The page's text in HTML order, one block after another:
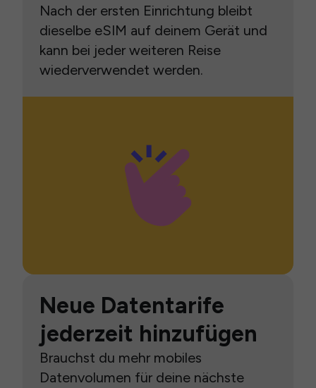
Nach der ersten Einrichtung bleibt
dieselbe eSIM auf deinem Gerät und
kann bei jeder weiteren Reise
wiederverwendet werden.
Neue Datentarife
jederzeit hinzufügen
Brauchst du mehr mobiles
Datenvolumen für deine nächste